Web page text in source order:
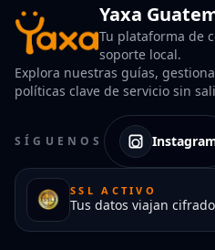
Yaxa
Tu plataforma de
soporte local.
Explora nuestras guías,
políticas clave de servicio sin
SÍGUENOS
SSL ACTIVO
Tus datos viajan